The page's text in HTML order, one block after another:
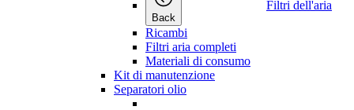
Back
Filtri dell'aria
Ricambi
Filtri aria completi
Materiali di consumo
Kit di manutenzione
Separatori olio